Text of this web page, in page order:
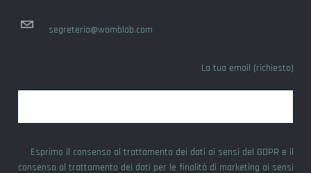
segreteria@womblab.com
La tua email (richiesto)
Esprimo il consenso al trattamento dei dati ai sensi del GDPR e il
consenso al trattamento dei dati per le finalità di marketing ai sensi